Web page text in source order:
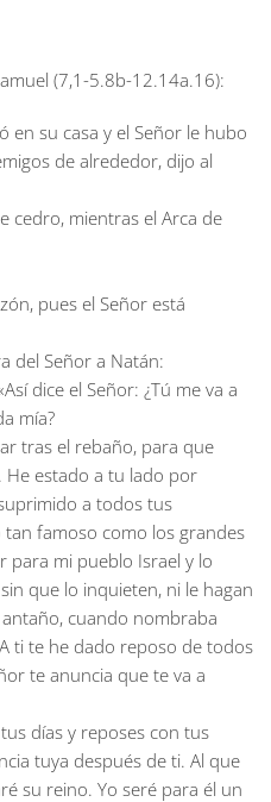
(7,1-5.8b-12.14a.16):
en su casa y el Señor le hubo
de alrededor, dijo al
cedro, mientras el Arca de
pues el Señor está
del Señor a Natán:
dice el Señor: ¿Tú me va a
mía?
tras el rebaño, para que
He estado a tu lado por
a todos tus
famoso como los grandes
para mi pueblo Israel y lo
que lo inquieten, ni le hagan
cuando nombraba
ti te he dado reposo de todos
te anuncia que te va a
días y reposes con tus
tuya después de ti. Al que
su reino. Yo seré para él un